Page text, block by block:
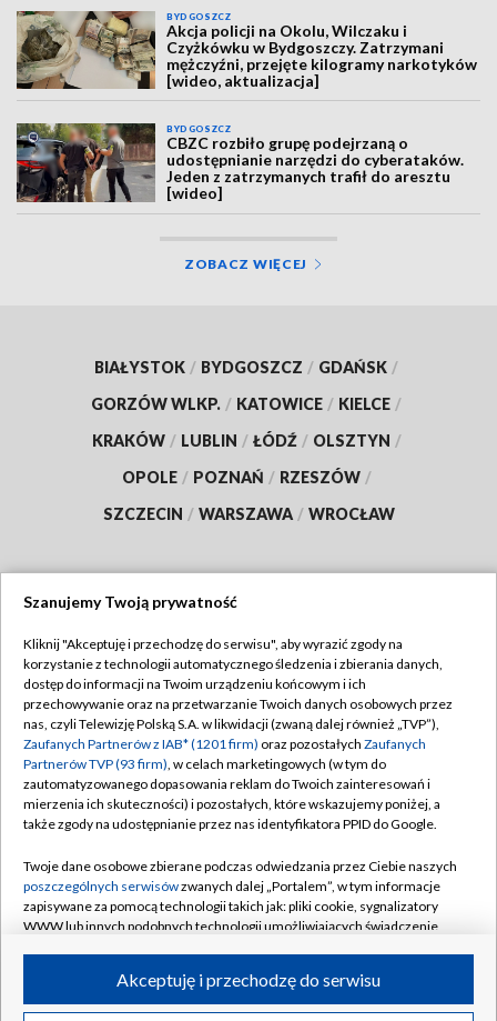
BYDGOSZCZ
Akcja policji na Okolu, Wilczaku i
Czyżkówku w Bydgoszczy. Zatrzymani
mężczyźni, przejęte kilogramy narkotyków
[wideo, aktualizacja]
BYDGOSZCZ
CBZC rozbiło grupę podejrzaną o
udostępnianie narzędzi do cyberataków.
Jeden z zatrzymanych trafił do aresztu
[wideo]
ZOBACZ WIĘCEJ
BIAŁYSTOK / BYDGOSZCZ / GDAŃSK /
GORZÓW WLKP. / KATOWICE / KIELCE /
KRAKÓW / LUBLIN / ŁÓDŹ / OLSZTYN /
OPOLE / POZNAŃ / RZESZÓW /
SZCZECIN / WARSZAWA / WROCŁAW
TVP
Abonament TVP
Emisja w TVP
Centrum informacji TVP
Naziemna Telewizja Cyfrowa
Rada Programowa
System NOS
Informacje o nadawcy
Program dla prasy
Regulamin TVP
Polityka prywatności
Moje zgody
Pomoc
Kontakt
Kanały
©2026 Telewizja Polska S.A. w likwidacji
Szanujemy Twoją prywatność
Kliknij "Akceptuję i przechodzę do serwisu", aby wyrazić zgody na
korzystanie z technologii automatycznego śledzenia i zbierania danych,
dostęp do informacji na Twoim urządzeniu końcowym i ich
przechowywanie oraz na przetwarzanie Twoich danych osobowych przez
nas, czyli Telewizję Polską S.A. w likwidacji (zwaną dalej również „TVP”),
Zaufanych Partnerów z IAB* (1201 firm) oraz pozostałych Zaufanych
Partnerów TVP (93 firm), w celach marketingowych (w tym do
zautomatyzowanego dopasowania reklam do Twoich zainteresowań i
mierzenia ich skuteczności) i pozostałych, które wskazujemy poniżej, a
także zgody na udostępnianie przez nas identyfikatora PPID do Google.
Twoje dane osobowe zbierane podczas odwiedzania przez Ciebie naszych
poszczególnych serwisówzwanych dalej „Portalem”, w tym informacje
zapisywane za pomocą technologii takich jak: pliki cookie, sygnalizatory
WWW lub innych podobnych technologii umożliwiających świadczenie
ruchu w Internecie.Akceptuję i przechodzę do serwisu